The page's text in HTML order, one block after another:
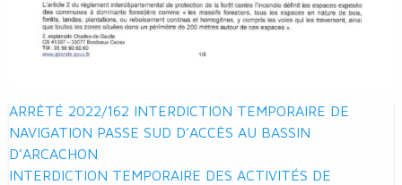
Navigation
de
l’article
ARRÊTÉ 2022/162 INTERDICTION TEMPORAIRE DE
NAVIGATION PASSE SUD D’ACCÈS AU BASSIN
D’ARCACHON
INTERDICTION TEMPORAIRE DES ACTIVITÉS DE